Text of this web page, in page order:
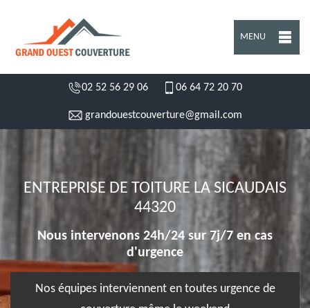
MENU
02 52 56 29 06 06 64 72 20 70
grandouestcouverture@gmail.com
ENTREPRISE DE TOITURE LA SICAUDAIS
44320
Nous intervenons 24h/24 sur 7j/7 en cas
d'urgence
Nos équipes interviennent en toutes urgence de